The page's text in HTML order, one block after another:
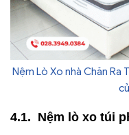
Nệm Lò Xo nhà Chăn Ra
Nệm lò xo túi